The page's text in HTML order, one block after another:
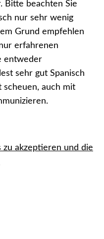
Bitte beachten Sie
nur sehr wenig
Grund empfehlen
erfahrenen
entweder
sehr gut Spanisch
scheuen, auch mit
zu akzeptieren und die